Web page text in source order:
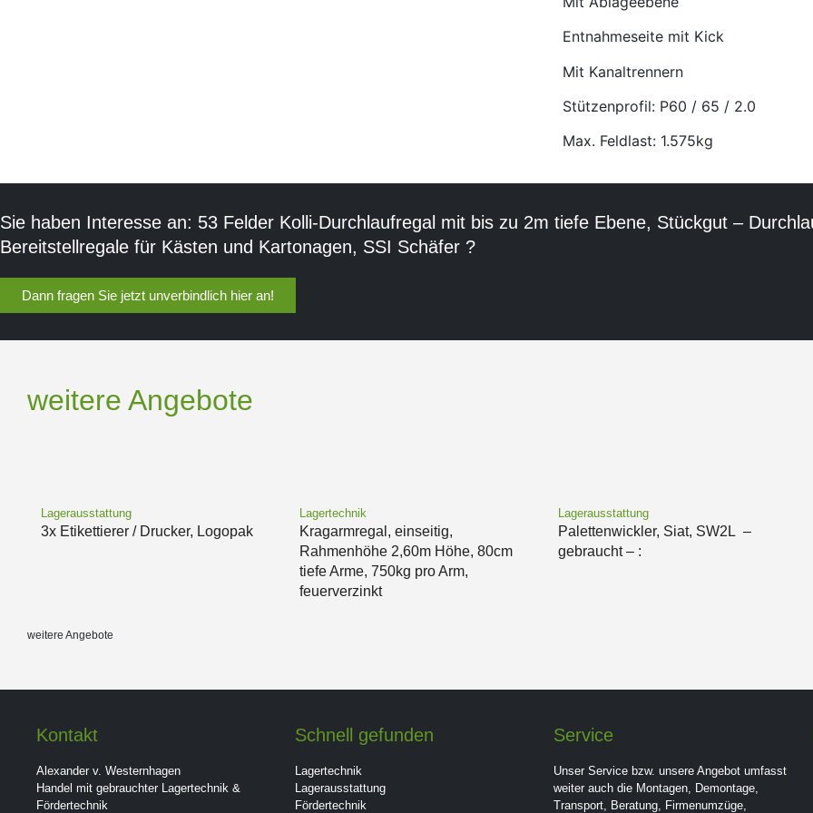
Entnahmeseite mit Kick
Mit Kanaltrennern
Stützenprofil: P60 / 65 / 2.0
Max. Feldlast: 1.575kg
Sie haben Interesse an: 53 Felder Kolli-Durchlaufregal mit bis zu 2m tiefe Ebene, Stückgut –
Bereitstellregale für Kästen und Kartonagen, SSI Schäfer ?
Dann fragen Sie jetzt unverbindlich hier an!
weitere Angebote
Lagerausstattung
3x Etikettierer / Drucker, Logopak
Lagertechnik
Kragarmregal, einseitig,
Rahmenhöhe 2,60m Höhe, 80cm
tiefe Arme, 750kg pro Arm,
feuerverzinkt
Lagerausstattung
Palettenwickler, Siat, SW2L –
gebraucht – :
weitere Angebote
Kontakt
Alexander v. Westernhagen
Handel mit gebrauchter Lagertechnik &
Fördertechnik
Schnell gefunden
Lagertechnik
Lagerausstattung
Fördertechnik
Service
Unser Service bzw. unsere Angebot umfasst
weiter auch die Montagen, Demontage,
Transport, Beratung, Firmenumzüge,